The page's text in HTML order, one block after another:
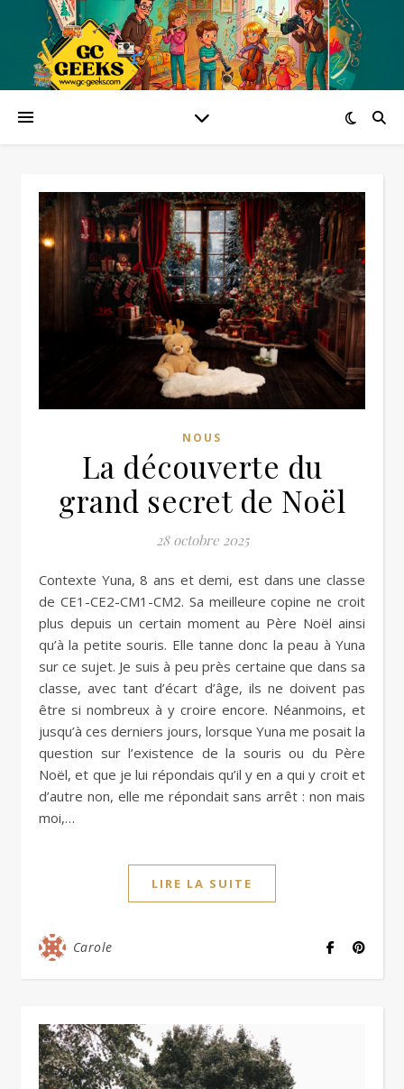
NOUS
La découverte du
grand secret de Noël
28 octobre 2025
Contexte Yuna, 8 ans et demi, est dans une classe
de CE1-CE2-CM1-CM2. Sa meilleure copine ne croit
plus depuis un certain moment au Père Noël ainsi
qu’à la petite souris. Elle tanne donc la peau à Yuna
sur ce sujet. Je suis à peu près certaine que dans sa
classe, avec tant d’écart d’âge, ils ne doivent pas
être si nombreux à y croire encore. Néanmoins, et
jusqu’à ces derniers jours, lorsque Yuna me posait la
question sur l’existence de la souris ou du Père
Noël, et que je lui répondais qu’il y en a qui y croit et
d’autre non, elle me répondait sans arrêt : non mais
moi,…
LIRE LA SUITE
Carole